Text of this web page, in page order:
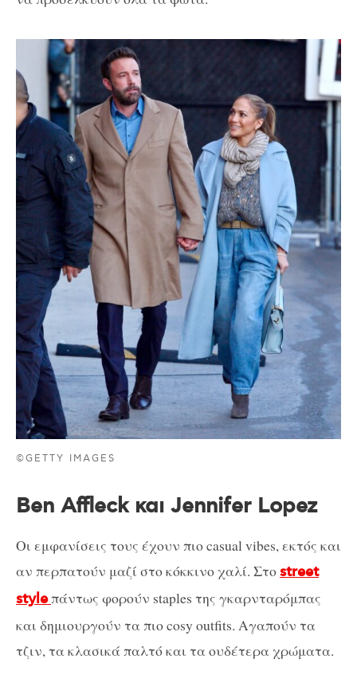
©GETTY IMAGES
Ben Affleck και Jennifer Lopez
Οι εμφανίσεις τους έχουν πιο casual vibes, εκτός και
αν περπατούν μαζί στο κόκκινο χαλί. Στοstreet
styleπάντως φορούν staples της γκαρνταρόμπας
και δημιουργούν τα πιο cosy outfits. Αγαπούν τα
τζιν, τα κλασικά παλτό και τα ουδέτερα χρώματα.